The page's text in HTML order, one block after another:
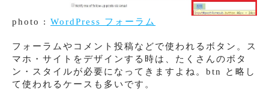
photo : WordPress フォーラム
フォーラムやコメント投稿などで使われるボタン。ス
マホ・サイトをデザインする時は、たくさんのボタ
ン・スタイルが必要になってきますよね。btn と略し
て使われるケースも多いです。